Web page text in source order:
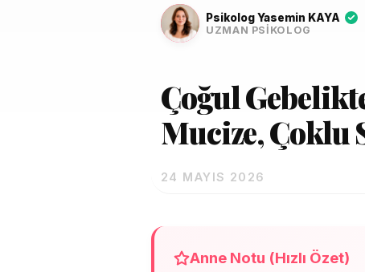
Psikolog Yasemin KAYA
UZMAN PSIKOLOG
Çoğul
Mucize, Çoklu
24 MAYIS 2026
Anne Notu (Hızlı Özet)